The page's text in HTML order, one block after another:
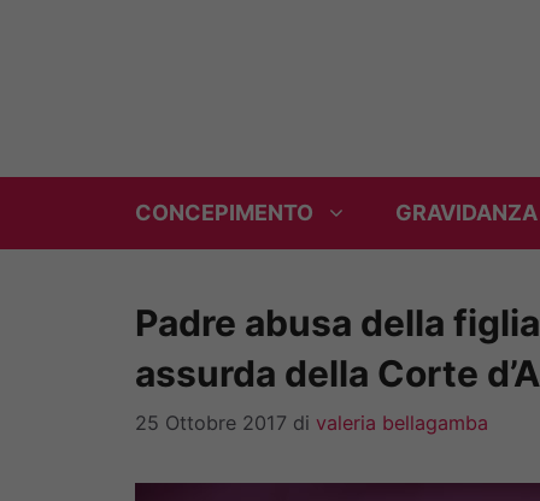
CONCEPIMENTO GRAVIDANZA
Padre abusa della
assurda della Corte
25 Ottobre 2017 di valeria bellagamba